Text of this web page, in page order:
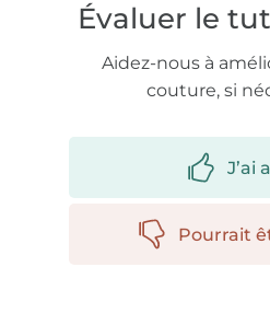
Évaluer le
Aidez-nous à
couture, si
J’ai
Pourrait